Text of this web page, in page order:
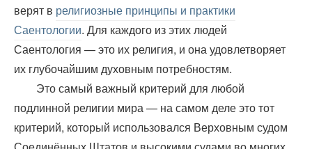
верят в религиозные принципы и практики
Саентологии. Для каждого из этих людей
Саентология — это их религия, и она удовлетворяет
их глубочайшим духовным потребностям.
Это самый важный критерий для любой
подлинной религии мира — на самом деле это тот
критерий, который использовался Верховным судом